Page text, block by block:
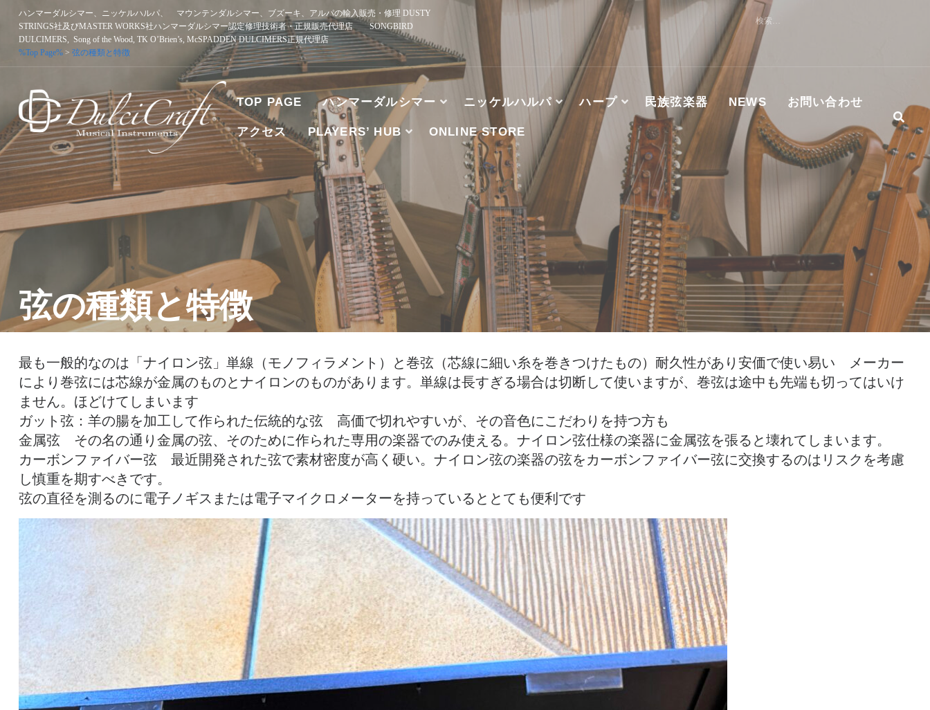
content
ハンマーダルシマー、ニッケルハルパ、 マウンテンダルシマー、ブズーキ、アルパの輸入販売・修理 DUSTY
STRINGS社及びMASTER WORKS社ハンマーダルシマー認定修理技術者・正規販売代理店 SONGBIRD
DULCIMERS, Song of the Wood, TK O’Brien’s, McSPADDEN DULCIMERS正規代理店
索:
%Top Page%> 弦の種類と特徴
ハンマーダルシマー、ニッケルハルパ、 マウンテンダルシマー、ブズーキ、アルパの輸入販売・修理 DUSTY STRINGS社及びMASTER WORKS社ハンマーダルシマー認定修理技術
者・正規販売代理店 SONGBIRD DULCIMERS, SONG OF THE WOOD, TK O’BRIEN’S, MCSPADDEN DULCIMERS正規代理店
TOP PAGE ハンマーダルシマー ニッケルハルパ ハープ 民族弦楽器 NEWS お問い合わせ
アクセス PLAYERS’ HUB ONLINE STORE
弦の種類と特徴
最も一般的なのは「ナイロン弦」単線（モノフィラメント）と巻弦（芯線に細い糸を巻きつけたもの）耐久性があり安価で使い易い メーカー
により巻弦には芯線が金属のものとナイロンのものがあります。単線は長すぎる場合は切断して使いますが、巻弦は途中も先端も切ってはいけ
ません。ほどけてしまいます
ガット弦：羊の腸を加工して作られた伝統的な弦 高価で切れやすいが、その音色にこだわりを持つ方も
金属弦 その名の通り金属の弦、そのために作られた専用の楽器でのみ使える。ナイロン弦仕様の楽器に金属弦を張ると壊れてしまいます。
カーボンファイバー弦 最近開発された弦で素材密度が高く硬い。ナイロン弦の楽器の弦をカーボンファイバー弦に交換するのはリスクを考慮
し慎重を期すべきです。
弦の直径を測るのに電子ノギスまたは電子マイクロメーターを持っているととても便利です